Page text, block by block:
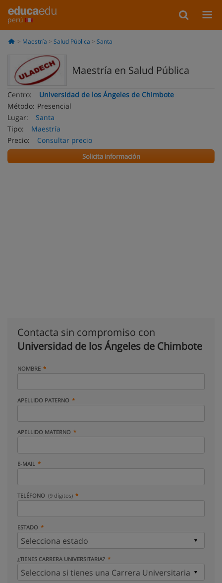
perú
Maestría Salud Pública Santa
Maestría en Salud Pública
Centro:
Universidad de los Ángeles de Chimbote
Método: Presencial
Lugar:
Santa
Tipo:
Maestría
Precio:
Consultar precio
Solicita información
Contacta sin compromiso con
Universidad de los Ángeles de Chimbote
NOMBRE
APELLIDO PATERNO
APELLIDO MATERNO
E-MAIL
TELÉFONO (9 dígitos)
ESTADO
¿TIENES CARRERA UNIVERSITARIA?